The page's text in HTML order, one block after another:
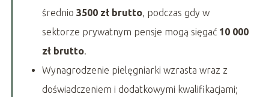
średnio 3500 zł brutto, podczas gdy w
sektorze prywatnym pensje mogą sięgać 10 000
zł brutto.
Wynagrodzenie pielęgniarki wzrasta wraz z
doświadczeniem i dodatkowymi kwalifikacjami;